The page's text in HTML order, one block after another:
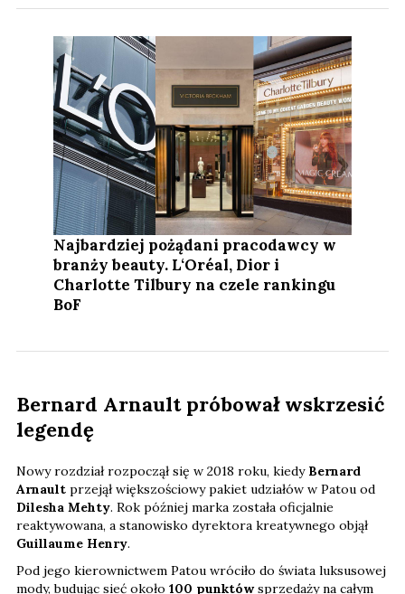
Najbardziej pożądani pracodawcy w
branży beauty. L‘Oréal, Dior i
Charlotte Tilbury na czele rankingu
BoF
Bernard Arnault próbował wskrzesić
legendę
Nowy rozdział rozpoczął się w 2018 roku, kiedy Bernard
Arnault przejął większościowy pakiet udziałów w Patou od
Dilesha Mehty. Rok później marka została oficjalnie
reaktywowana, a stanowisko dyrektora kreatywnego objął
Guillaume Henry.
Pod jego kierownictwem Patou wróciło do świata luksusowej
mody, budując sieć około 100 punktówsprzedaży na całym